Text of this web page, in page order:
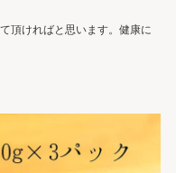
頂ければと思います。健康に